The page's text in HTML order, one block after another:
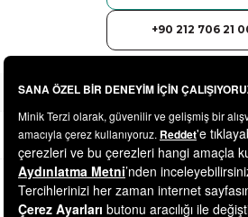
+90 212 706 21
© 2025minikterzi.com - Tüm